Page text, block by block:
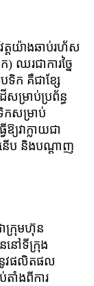
ត្តយ៉ាងឆាប់រហ័ស
) ឈរជាការច្នៃ
ទិក គឺជាខ្សែ
ម្រាប់ប្រព័ន្ធ
កសម្រាប់
វាក្លាយជា
ើប និងបណ្តាញ
ក្រុមហ៊ុន
នៅទីក្រុង
នូវផលិតផល
ាំងពីការ